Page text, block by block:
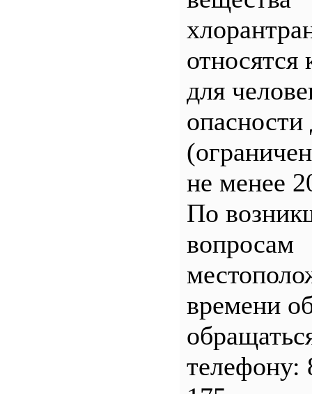
относятся
для
опасности
не менее
По
вопросам
времени
телефону: